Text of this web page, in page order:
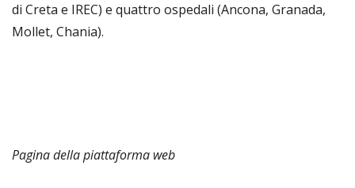
di Creta e IREC) e quattro ospedali (Ancona, Granada,
Mollet, Chania).
Pagina della piattaforma web